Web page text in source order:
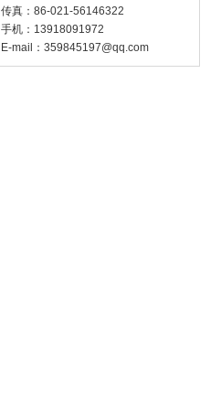
传真：86-021-56146322
手机：13918091972
E-mail： 359845197@qq.com